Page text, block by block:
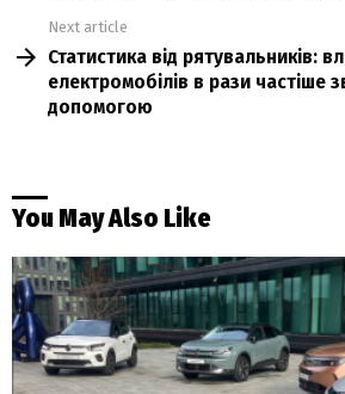
Next article
Статистика від рятувальників:
електромобілів в рази частіше
допомогою
You May Also Like